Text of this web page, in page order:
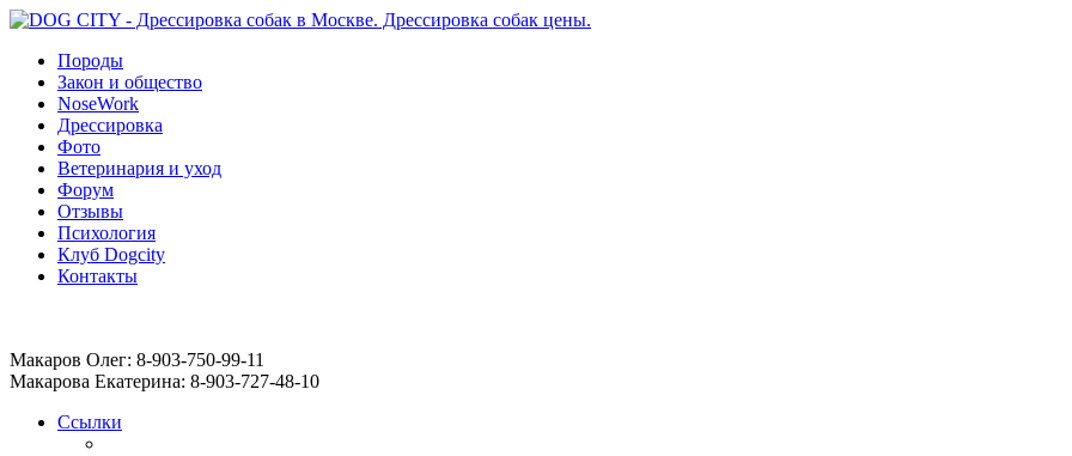
Породы
Закон и общество
NoseWork
Дрессировка
Фото
Ветеринария и уход
Форум
Отзывы
Психология
Клуб Dogcity
Контакты
Макаров Олег: 8-903-750-99-11
Макарова Екатерина: 8-903-727-48-10
Ссылки